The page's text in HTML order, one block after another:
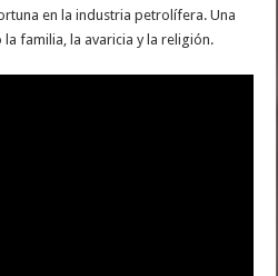
en la industria petrolífera. Una
familia, la avaricia y la religión.